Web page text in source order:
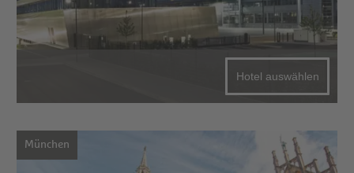
Hotel auswählen
München